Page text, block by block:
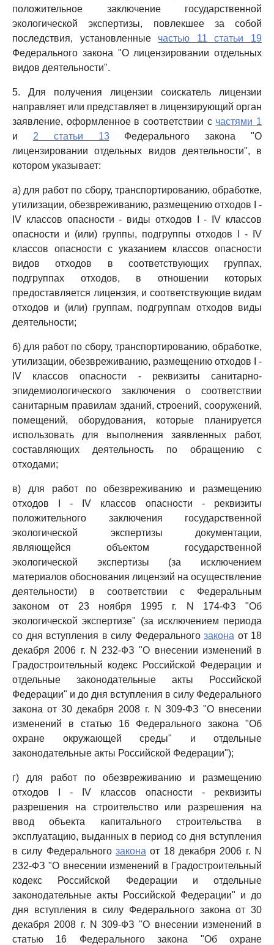
положительное заключение государственной
экологической экспертизы, повлекшее за собой
последствия, установленные частью 11 статьи 19
Федерального закона "О лицензировании отдельных
видов деятельности".
5. Для получения лицензии соискатель лицензии
направляет или представляет в лицензирующий орган
заявление, оформленное в соответствии с частями 1
и 2 статьи 13Федерального закона "О
лицензировании отдельных видов деятельности", в
котором указывает:
а) для работ по сбору, транспортированию, обработке,
утилизации, обезвреживанию, размещению отходов I -
IV классов опасности - виды отходов I - IV классов
опасности и (или) группы, подгруппы отходов I - IV
классов опасности с указанием классов опасности
видов отходов в соответствующих группах,
подгруппах отходов, в отношении которых
предоставляется лицензия, и соответствующие видам
отходов и (или) группам, подгруппам отходов виды
деятельности;
б) для работ по сбору, транспортированию, обработке,
утилизации, обезвреживанию, размещению отходов I -
IV классов опасности - реквизиты санитарно-
эпидемиологического заключения о соответствии
санитарным правилам зданий, строений, сооружений,
помещений, оборудования, которые планируется
использовать для выполнения заявленных работ,
составляющих деятельность по обращению с
отходами;
в) для работ по обезвреживанию и размещению
отходов I - IV классов опасности - реквизиты
положительного заключения государственной
экологической экспертизы документации,
являющейся объектом государственной
экологической экспертизы (за исключением
материалов обоснования лицензий на осуществление
деятельности) в соответствии с Федеральным
законом от 23 ноября 1995 г. N 174-ФЗ "Об
экологической экспертизе" (за исключением периода
со дня вступления в силу Федерального закона от 18
декабря 2006 г. N 232-ФЗ "О внесении изменений в
Градостроительный кодекс Российской Федерации и
отдельные законодательные акты Российской
Федерации" и до дня вступления в силу Федерального
закона от 30 декабря 2008 г. N 309-ФЗ "О внесении
изменений в статью 16 Федерального закона "Об
охране окружающей среды" и отдельные
законодательные акты Российской Федерации");
г) для работ по обезвреживанию и размещению
отходов I - IV классов опасности - реквизиты
разрешения на строительство или разрешения на
ввод объекта капитального строительства в
эксплуатацию, выданных в период со дня вступления
в силу Федерального закона от 18 декабря 2006 г. N
232-ФЗ "О внесении изменений в Градостроительный
кодекс Российской Федерации и отдельные
законодательные акты Российской Федерации" и до
дня вступления в силу Федерального закона от 30
декабря 2008 г. N 309-ФЗ "О внесении изменений в
статью 16 Федерального закона "Об охране